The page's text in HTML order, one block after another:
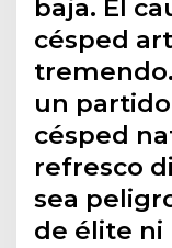
baja. El
césped
un partido
césped
refresco
sea
de élite ni